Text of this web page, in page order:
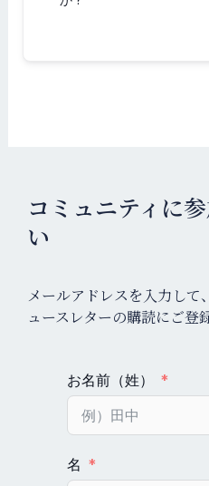
コミュニティに
い
メールアドレスを入力して
ュースレターの購読にご登
お名前（姓）
名